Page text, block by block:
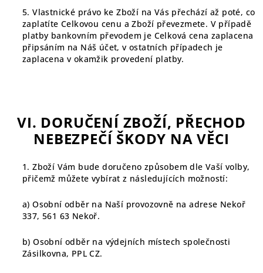
5. Vlastnické právo ke Zboží na Vás přechází až poté, co
zaplatíte Celkovou cenu a Zboží převezmete. V případě
platby bankovním převodem je Celková cena zaplacena
připsáním na Náš účet, v ostatních případech je
zaplacena v okamžik provedení platby.
VI. DORUČENÍ ZBOŽÍ, PŘECHOD
NEBEZPEČÍ ŠKODY NA VĚCI
1. Zboží Vám bude doručeno způsobem dle Vaší volby,
přičemž můžete vybírat z následujících možností:
a) Osobní odběr na Naší provozovně na adrese Nekoř
337, 561 63 Nekoř.
b) Osobní odběr na výdejních místech společnosti
Zásilkovna, PPL CZ.